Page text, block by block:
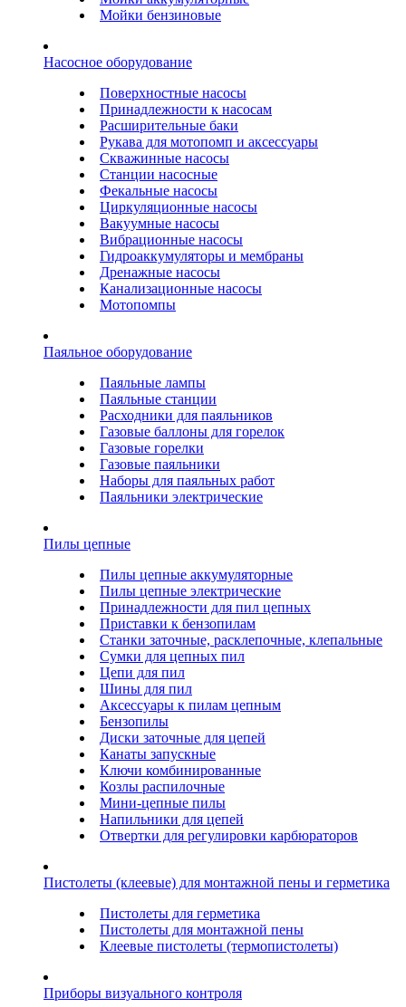
Мойки бензиновые
Насосное оборудование
Поверхностные насосы
Принадлежности к насосам
Расширительные баки
Рукава для мотопомп и аксессуары
Скважинные насосы
Станции насосные
Фекальные насосы
Циркуляционные насосы
Вакуумные насосы
Вибрационные насосы
Гидроаккумуляторы и мембраны
Дренажные насосы
Канализационные насосы
Мотопомпы
Паяльное оборудование
Паяльные лампы
Паяльные станции
Расходники для паяльников
Газовые баллоны для горелок
Газовые горелки
Газовые паяльники
Наборы для паяльных работ
Паяльники электрические
Пилы цепные
Пилы цепные аккумуляторные
Пилы цепные электрические
Принадлежности для пил цепных
Приставки к бензопилам
Станки заточные, расклепочные, клепальные
Сумки для цепных пил
Цепи для пил
Шины для пил
Аксессуары к пилам цепным
Бензопилы
Диски заточные для цепей
Канаты запускные
Ключи комбинированные
Козлы распилочные
Мини-цепные пилы
Напильники для цепей
Отвертки для регулировки карбюраторов
Пистолеты (клеевые) для монтажной пены и герметика
Пистолеты для герметика
Пистолеты для монтажной пены
Клеевые пистолеты (термопистолеты)
Приборы визуального контроля